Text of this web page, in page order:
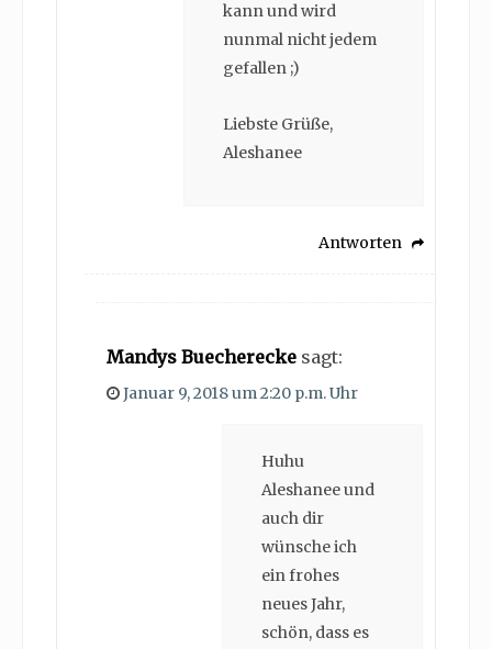
kann und wird
nunmal nicht jedem
gefallen ;)
Liebste Grüße,
Aleshanee
Antworten
Mandys Buecherecke sagt:
Januar 9, 2018 um 2:20 p.m. Uhr
Huhu
Aleshanee und
auch dir
wünsche ich
ein frohes
neues Jahr,
schön, dass es